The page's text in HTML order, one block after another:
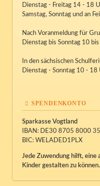
Dienstag - Freitag 14 - 18
Samstag, Sonntag und an
Nach Voranmeldung für
Dienstag bis Sonntag 10
In den sächsischen
Dienstag - Sonntag 10 - 18
SPENDENKONTO
Sparkasse Vogtland
IBAN: DE30 8705 8000
BIC: WELADED1PLX
Jede Zuwendung hilft,
Kinder gestalten zu können.